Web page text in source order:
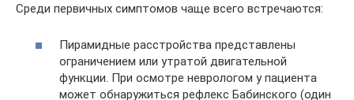
Среди первичных симптомов чаще всего встречаются:
Пирамидные расстройства представлены
ограничением или утратой двигательной
функции. При осмотре неврологом у пациента
может обнаружиться рефлекс Бабинского (один